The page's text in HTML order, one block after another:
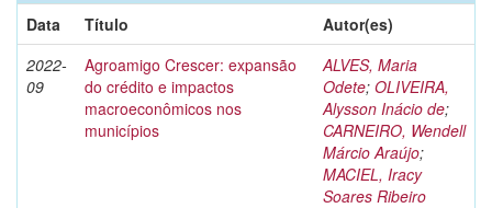
Data
Título
Autor(es)
2022-
09
Agroamigo Crescer: expansão
do crédito e impactos
macroeconômicos nos
municípios
ALVES, Maria
Odete; OLIVEIRA,
Alysson Inácio de;
CARNEIRO, Wendell
Márcio Araújo;
MACIEL, Iracy
Soares Ribeiro